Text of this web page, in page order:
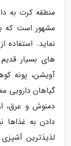
منطقه کرت به
مشهور است که
نماید. استفاده
های بسیار
آویشن، پونه
گیاهان دارویی
دمنوش و عرق،
دادن به غذاها
لذیذترین